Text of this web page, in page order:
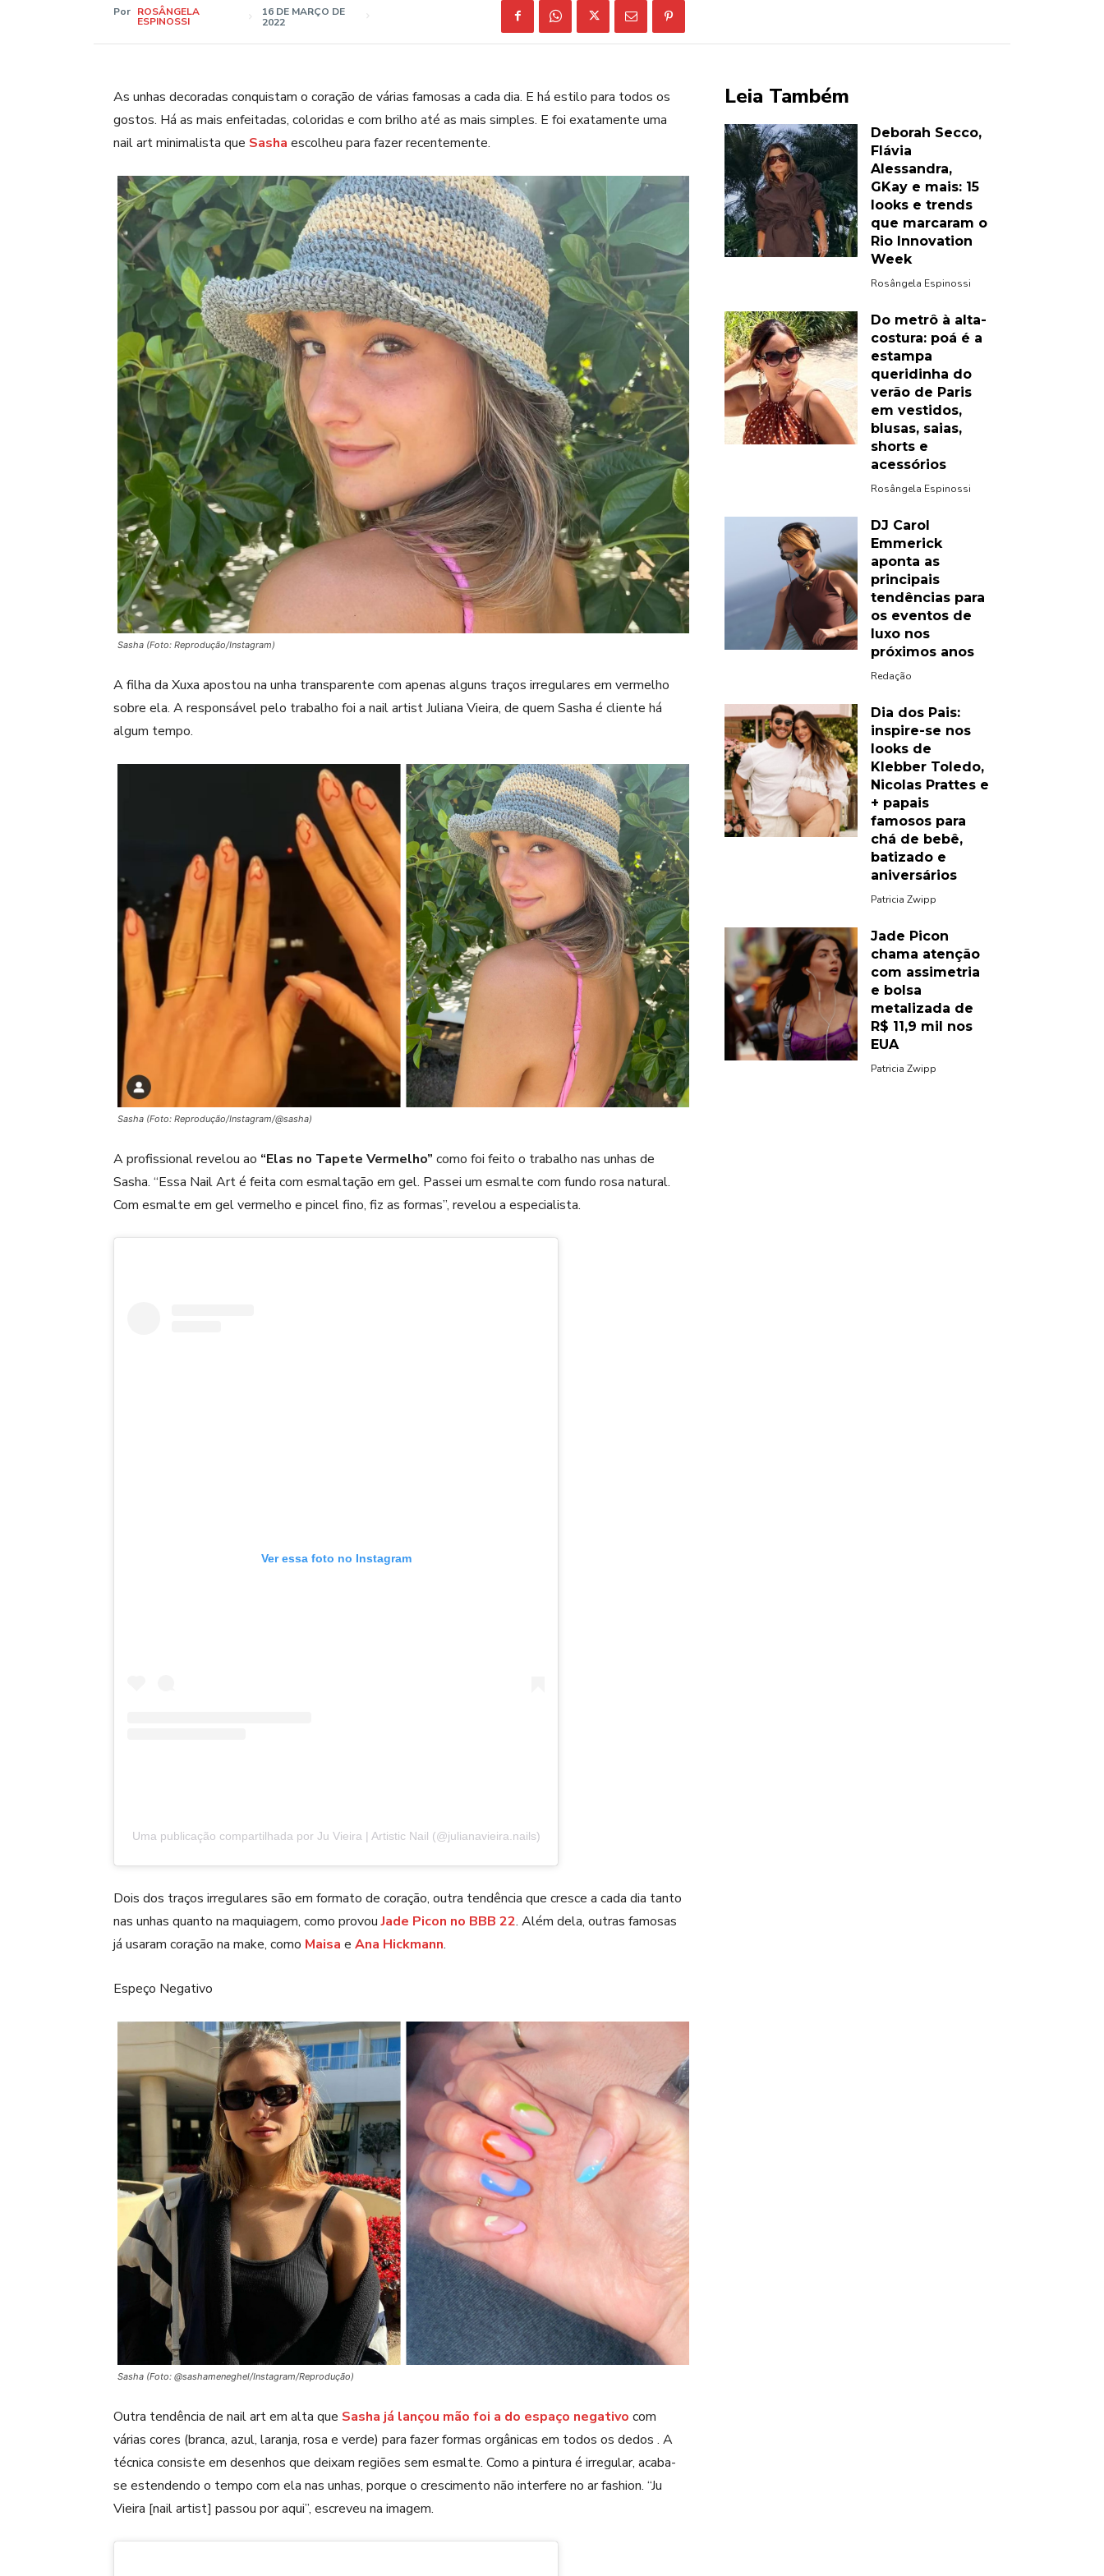
Por ROSÂNGELA
ESPINOSSI
16 DE MARÇO DE
2022
As unhas decoradas conquistam o coração de várias famosas a cada dia. E há estilo para todos os
gostos. Há as mais enfeitadas, coloridas e com brilho até as mais simples. E foi exatamente uma
nail art minimalista que Sasha escolheu para fazer recentemente.
Sasha (Foto: Reprodução/Instagram)
A filha da Xuxa apostou na unha transparente com apenas alguns traços irregulares em vermelho
sobre ela. A responsável pelo trabalho foi a nail artist Juliana Vieira, de quem Sasha é cliente há
algum tempo.
Sasha (Foto: Reprodução/Instagram/@sasha)
A profissional revelou ao “Elas no Tapete Vermelho” como foi feito o trabalho nas unhas de
Sasha. “Essa Nail Art é feita com esmaltação em gel. Passei um esmalte com fundo rosa natural.
Com esmalte em gel vermelho e pincel fino, fiz as formas”, revelou a especialista.
Ver essa foto no Instagram
Uma publicação compartilhada por Ju Vieira | Artistic Nail (@julianavieira.nails)
Dois dos traços irregulares são em formato de coração, outra tendência que cresce a cada dia tanto
nas unhas quanto na maquiagem, como provouJade Picon no BBB 22. Além dela, outras famosas
já usaram coração na make, como Maisa e Ana Hickmann.
Espeço Negativo
Sasha (Foto: @sashameneghel/Instagram/Reprodução)
Outra tendência de nail art em alta que Sasha já lançou mão foi a do espaço negativo com
várias cores (branca, azul, laranja, rosa e verde) para fazer formas orgânicas em todos os dedos . A
técnica consiste em desenhos que deixam regiões sem esmalte. Como a pintura é irregular, acaba-
se estendendo o tempo com ela nas unhas, porque o crescimento não interfere no ar fashion. “Ju
Vieira [nail artist] passou por aqui”, escreveu na imagem.
Leia Também
Deborah Secco,
Flávia
Alessandra,
GKay e mais: 15
looks e trends
que marcaram o
Rio Innovation
Week
Rosângela Espinossi
Do metrô à alta-
costura: poá é a
estampa
queridinha do
verão de Paris
em vestidos,
blusas, saias,
shorts e
acessórios
Rosângela Espinossi
DJ Carol
Emmerick
aponta as
principais
tendências para
os eventos de
luxo nos
próximos anos
Redação
Dia dos Pais:
inspire-se nos
looks de
Klebber Toledo,
Nicolas Prattes e
+ papais
famosos para
chá de bebê,
batizado e
aniversários
Patricia Zwipp
Jade Picon
chama atenção
com assimetria
e bolsa
metalizada de
R$ 11,9 mil nos
EUA
Patricia Zwipp